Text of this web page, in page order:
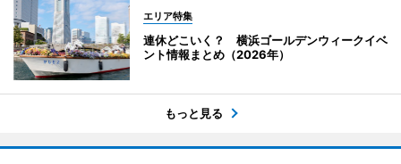
エリア特集
連休どこいく？ 横浜ゴールデンウィークイベ
ント情報まとめ（2026年）
もっと見る